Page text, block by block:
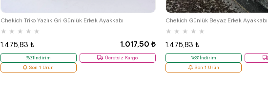
Chekich Triko Yazlık Gri Günlük Erkek Ayakkabı
★ ★ ★ ★ ★
1.017,50 ₺
1.475,83 ₺
%31İndirim
Ücretsiz Kargo
Son 1 Ürün
Chekich Günlük Beyaz Erkek Ayakkabı
★ ★ ★ ★ ★
1.475,83 ₺
%31İndirim
Son 1 Ürün
41